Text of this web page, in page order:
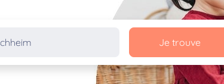
Je trouve